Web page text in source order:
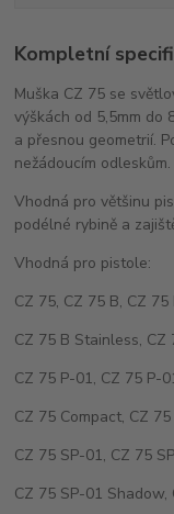
Kompletní
Muška CZ 75 se
výškách od 5,5mm do
a přesnou geometrií.
nežádoucím odleskům.
Vhodná pro většinu
podélné rybině a
Vhodná pro pistole:
CZ 75, CZ 75 B, CZ
CZ 75 B Stainless,
CZ 75 P-01, CZ 75 P-
CZ 75 Compact, CZ
CZ 75 SP-01, CZ 75
CZ 75 SP-01